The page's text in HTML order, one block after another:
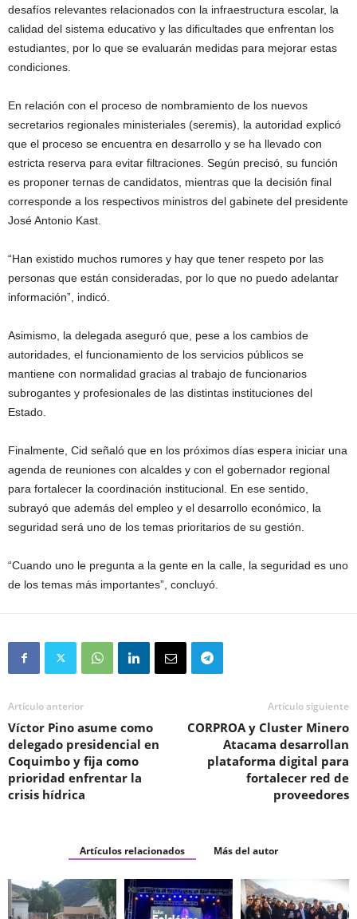
desafíos relevantes relacionados con la infraestructura escolar, la
calidad del sistema educativo y las dificultades que enfrentan los
estudiantes, por lo que se evaluarán medidas para mejorar estas
condiciones.
En relación con el proceso de nombramiento de los nuevos
secretarios regionales ministeriales (seremis), la autoridad explicó
que el proceso se encuentra en desarrollo y se ha llevado con
estricta reserva para evitar filtraciones. Según precisó, su función
es proponer ternas de candidatos, mientras que la decisión final
corresponde a los respectivos ministros del gabinete del presidente
José Antonio Kast
“Han existido muchos rumores y hay que tener respeto por las
personas que están consideradas, por lo que no puedo adelantar
información”, indicó.
Asimismo, la delegada aseguró que, pese a los cambios de
autoridades, el funcionamiento de los servicios públicos se
mantiene con normalidad gracias al trabajo de funcionarios
subrogantes y profesionales de las distintas instituciones del
Estado.
Finalmente, Cid señaló que en los próximos días espera iniciar una
agenda de reuniones con alcaldes y con el gobernador regional
para fortalecer la coordinación institucional. En ese sentido,
subrayó que además del empleo y el desarrollo económico, la
seguridad será uno de los temas prioritarios de su gestión.
“Cuando uno le pregunta a la gente en la calle, la seguridad es uno
de los temas más importantes”, concluyó.
Artículo anterior
Víctor Pino asume como
delegado presidencial en
Coquimbo y fija como
prioridad enfrentar la
crisis hídrica
Artículo siguiente
CORPROA y Cluster Minero
Atacama desarrollan
plataforma digital para
fortalecer red de
proveedores
Artículos relacionados Más del autor